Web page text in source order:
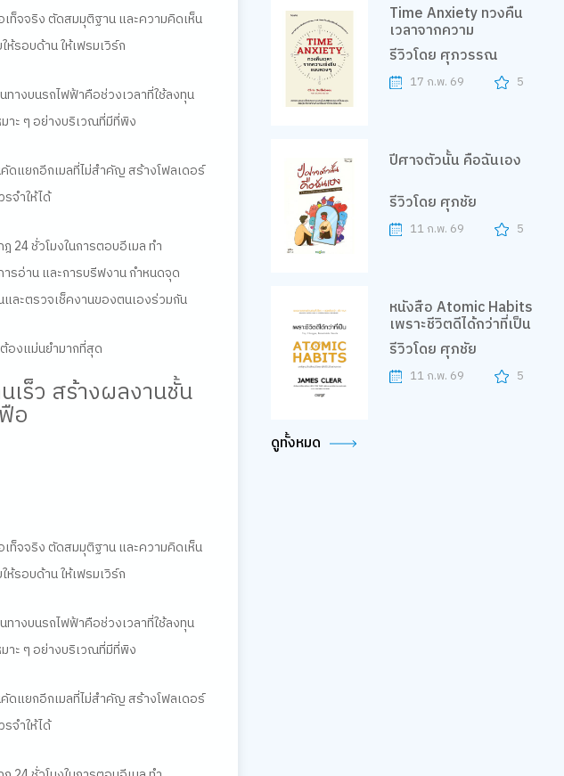
เท็จจริง ตัดสมมุติฐาน และความคิดเห็น
ห้รอบด้าน ให้เฟรมเวิร์ก
ทางบนรถไฟฟ้าคือช่วงเวลาที่ใช้ลงทุน
าะ ๆ อย่างบริเวณที่มีที่พิง
ดแยกอีกเมลที่ไม่สำคัญ สร้างโฟลเดอร์
จำให้ได้
24 ชั่วโมงในการตอบอีเมล ทำ
ารอ่าน และการบรีฟงาน กำหนดจุด
ละตรวจเช็คงานของตนเองร่วมกัน
องแม่นยำมากที่สุด
เร็ว สร้างผลงานชั้น
อ
เท็จจริง ตัดสมมุติฐาน และความคิดเห็น
ห้รอบด้าน ให้เฟรมเวิร์ก
ทางบนรถไฟฟ้าคือช่วงเวลาที่ใช้ลงทุน
าะ ๆ อย่างบริเวณที่มีที่พิง
ดแยกอีกเมลที่ไม่สำคัญ สร้างโฟลเดอร์
จำให้ได้
Time Anxiety ทวงคืน
เวลาจากความ
รีวิวโดย ศุภวรรณ
17 ก.พ. 69 5
ปีศาจตัวนั้น คือฉันเอง
รีวิวโดย ศุภชัย
11 ก.พ. 69 5
หนังสือ Atomic Habits
เพราะชีวิตดีได้กว่าที่เป็น
รีวิวโดย ศุภชัย
11 ก.พ. 69 5
ดูทั้งหมด